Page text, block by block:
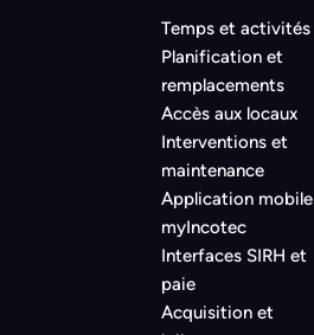
Temps et activités
Planification et
remplacements
Accès aux locaux
Interventions et
maintenance
Application mobile
myIncotec
Interfaces SIRH et
paie
Acquisition et